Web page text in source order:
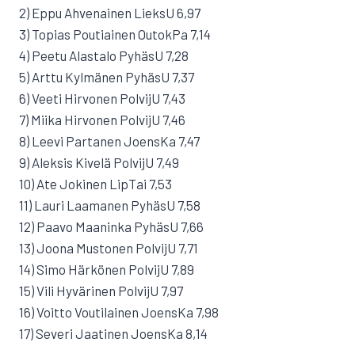
2) Eppu Ahvenainen LieksU 6,97
3) Topias Poutiainen OutokPa 7,14
4) Peetu Alastalo PyhäsU 7,28
5) Arttu Kylmänen PyhäsU 7,37
6) Veeti Hirvonen PolvijU 7,43
7) Miika Hirvonen PolvijU 7,46
8) Leevi Partanen JoensKa 7,47
9) Aleksis Kivelä PolvijU 7,49
10) Ate Jokinen LipTai 7,53
11) Lauri Laamanen PyhäsU 7,58
12) Paavo Maaninka PyhäsU 7,66
13) Joona Mustonen PolvijU 7,71
14) Simo Härkönen PolvijU 7,89
15) Vili Hyvärinen PolvijU 7,97
16) Voitto Voutilainen JoensKa 7,98
17) Severi Jaatinen JoensKa 8,14